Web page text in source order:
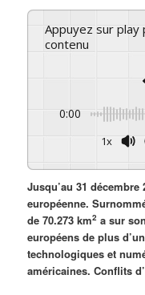
Appuyez sur play pour écouter ce
contenu
0:00
1x
Jusqu’au 31 décembre
européenne.
de 70.273 km2 a sur
européens de plus
technologiques et
américaines. Conflits